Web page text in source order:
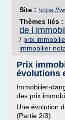
Site : https://
Thèmes liés :
de l
/ prix
immobilier
Prix
évolutions
Immobilier-
des prix
Une évolution
(Partie 2/3)